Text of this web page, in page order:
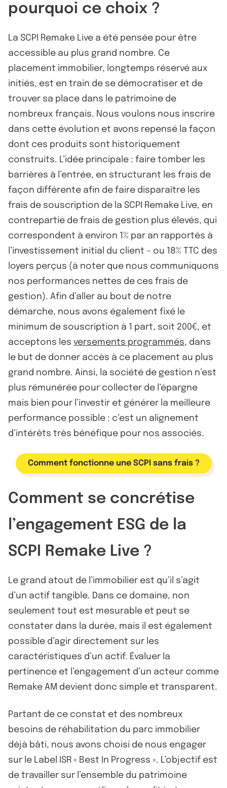
pourquoi ce choix ?
La SCPI Remake Live a été pensée pour être
accessible au plus grand nombre. Ce
placement immobilier, longtemps réservé aux
initiés, est en train de se démocratiser et de
trouver sa place dans le patrimoine de
nombreux français. Nous voulons nous inscrire
dans cette évolution et avons repensé la façon
dont ces produits sont historiquement
construits. L’idée principale : faire tomber les
barrières à l’entrée, en structurant les frais de
façon différente afin de faire disparaître les
frais de souscription de la SCPI Remake Live, en
contrepartie de frais de gestion plus élevés, qui
correspondent à environ 1% par an rapportés à
l’investissement initial du client – ou 18% TTC des
loyers perçus (à noter que nous communiquons
nos performances nettes de ces frais de
gestion). Afin d’aller au bout de notre
démarche, nous avons également fixé le
minimum de souscription à 1 part, soit 200€, et
acceptons les versements programmés, dans
le but de donner accès à ce placement au plus
grand nombre. Ainsi, la société de gestion n’est
plus rémunérée pour collecter de l’épargne
mais bien pour l’investir et générer la meilleure
performance possible : c’est un alignement
d’intérêts très bénéfique pour nos associés.
Comment fonctionne une SCPI sans frais ?
Comment se concrétise
l’engagement ESG de la
SCPI Remake Live ?
Le grand atout de l’immobilier est qu’il s’agit
d’un actif tangible. Dans ce domaine, non
seulement tout est mesurable et peut se
constater dans la durée, mais il est également
possible d’agir directement sur les
caractéristiques d’un actif. Évaluer la
pertinence et l’engagement d’un acteur comme
Remake AM devient donc simple et transparent.
Partant de ce constat et des nombreux
besoins de réhabilitation du parc immobilier
déjà bâti, nous avons choisi de nous engager
sur le Label ISR « Best In Progress ». L’objectif est
de travailler sur l’ensemble du patrimoine